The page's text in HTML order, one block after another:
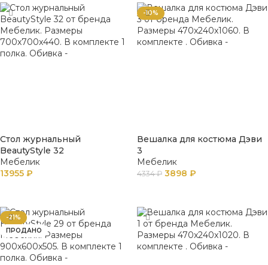
Стол журнальный
BeautyStyle 32
Мебелик
13955 ₽
-10%
Вешалка для костюма Дэви
3
Мебелик
4334₽ 3898 ₽
-21%
ПРОДАНО